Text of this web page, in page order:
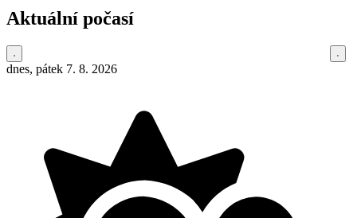
Aktuální počasí
dnes, pátek 7. 8. 2026